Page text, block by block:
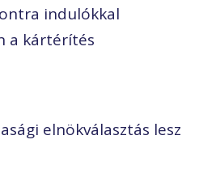
indulókkal
a kártérítés
elnökválasztás lesz